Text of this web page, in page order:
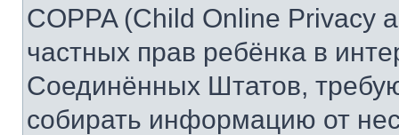
COPPA (Child Online Privacy
частных прав ребёнка в
Соединённых Штатов,
собирать информацию от